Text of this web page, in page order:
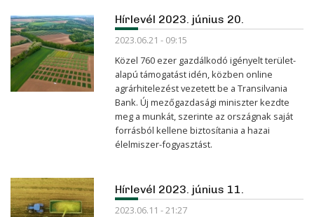
Hírlevél 2023. június 20.
2023.06.21 - 09:15
Közel 760 ezer gazdálkodó igényelt terület-
alapú támogatást idén, közben online
agrárhitelezést vezetett be a Transilvania
Bank. Új mezőgazdasági miniszter kezdte
meg a munkát, szerinte az országnak saját
forrásból kellene biztosítania a hazai
élelmiszer-fogyasztást.
Hírlevél 2023. június 11.
2023.06.11 - 21:27